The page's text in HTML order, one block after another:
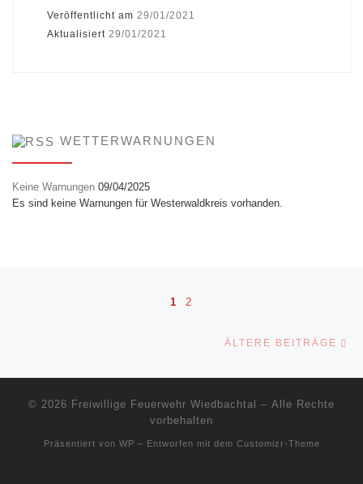
Veröffentlicht am 29/01/2021
Aktualisiert 29/01/2021
WETTERWARNUNGEN
Keine Warnungen 09/04/2025
Es sind keine Warnungen für Westerwaldkreis vorhanden.
Beitragsnavigation
1 2
ÄLTERE BEITRÄGE
© 2026 Freiwillige Feuerwehr Wiedbachtal
– Alle Rechte
vorbehalten
Präsentiert von WP – Entworfen mit dem Customizr-Theme